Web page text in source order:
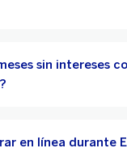
sin intereses
en línea durante